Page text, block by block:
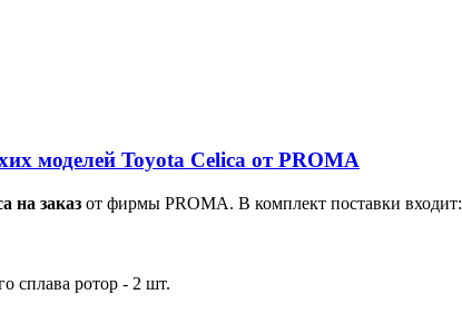
моделей Toyota Celica от PROMA
на заказ от фирмы PROMA. В комплект поставки входит:
сплава ротор - 2 шт.